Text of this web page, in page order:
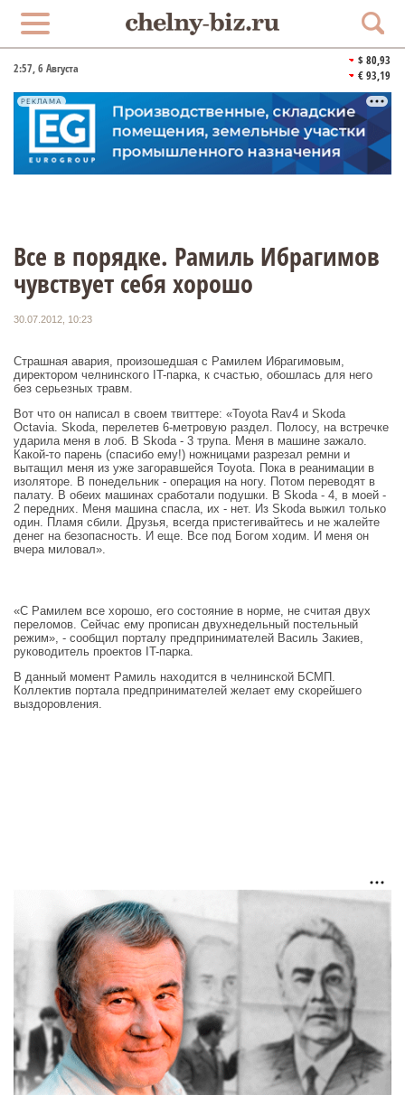
2:57, 6 Августа
$ 80,93
€ 93,19
РЕКЛАМА
Все в порядке. Рамиль Ибрагимов
чувствует себя хорошо
30.07.2012, 10:23
Страшная авария, произошедшая с Рамилем Ибрагимовым,
директором челнинского IT-парка, к счастью, обошлась для него
без серьезных травм.
Вот что он написал в своем твиттере: «Toyota Rav4 и Skoda
Octavia. Skoda, перелетев 6-метровую раздел. Полосу, на встречке
ударила меня в лоб. В Skoda - 3 трупа. Меня в машине зажало.
Какой-то парень (спасибо ему!) ножницами разрезал ремни и
вытащил меня из уже загоравшейся Toyota. Пока в реанимации в
изоляторе. В понедельник - операция на ногу. Потом переводят в
палату. В обеих машинах сработали подушки. В Skoda - 4, в моей -
2 передних. Меня машина спасла, их - нет. Из Skoda выжил только
один. Пламя сбили. Друзья, всегда пристегивайтесь и не жалейте
денег на безопасность. И еще. Все под Богом ходим. И меня он
вчера миловал».
«С Рамилем все хорошо, его состояние в норме, не считая двух
переломов. Сейчас ему прописан двухнедельный постельный
режим», - сообщил порталу предпринимателей Василь Закиев,
руководитель проектов IT-парка.
В данный момент Рамиль находится в челнинской БСМП.
Коллектив портала предпринимателей желает ему скорейшего
выздоровления.